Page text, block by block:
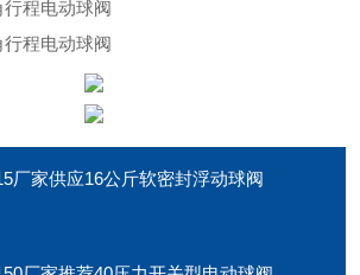
厂家供应16公斤软密封浮动球阀